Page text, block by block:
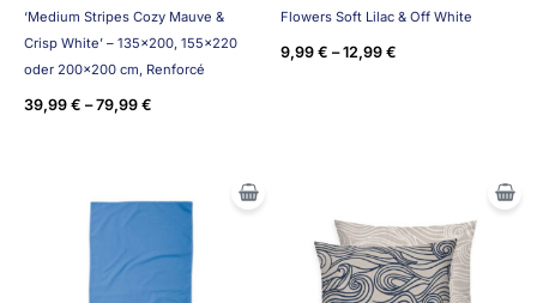
‘Medium Stripes Cozy Mauve &
Crisp White’ – 135×200, 155×220
oder 200×200 cm, Renforcé
39,99 € –79,99 €
Flowers Soft Lilac & Off White
9,99 € –12,99 €